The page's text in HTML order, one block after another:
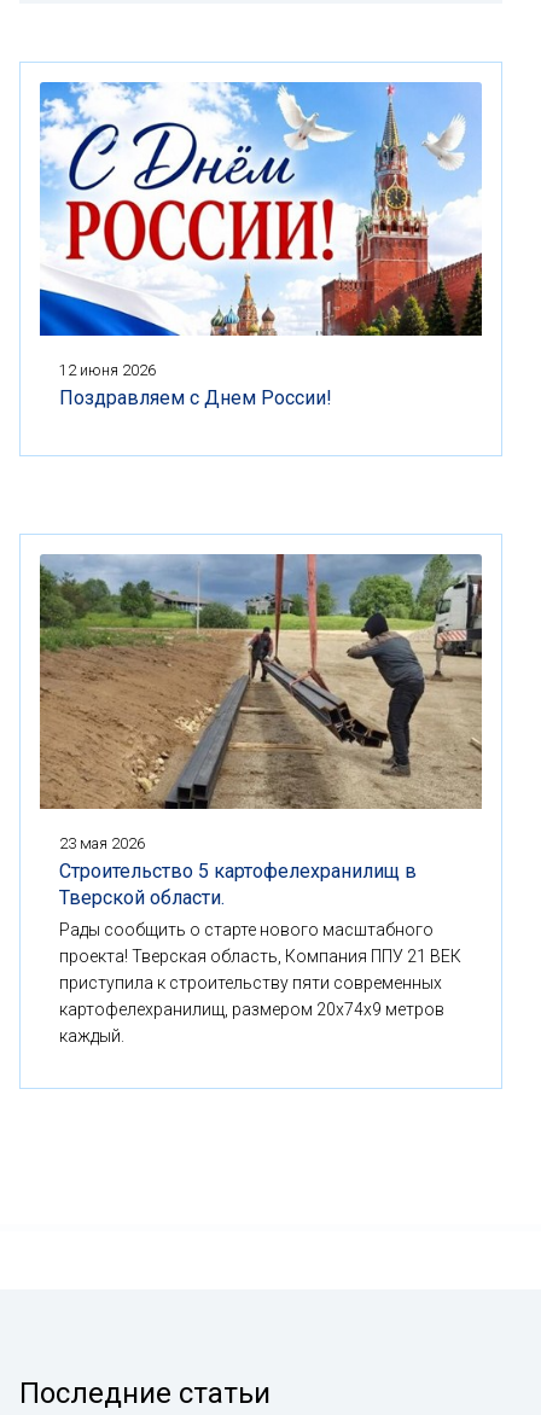
12 июня 2026
Поздравляем с Днем России!
23 мая 2026
Строительство 5 картофелехранилищ в
Тверской области.
Рады сообщить о старте нового масштабного
проекта! Тверская область, Компания ППУ 21 ВЕК
приступила к строительству пяти современных
картофелехранилищ, размером 20x74x9 метров
каждый.
Последние статьи